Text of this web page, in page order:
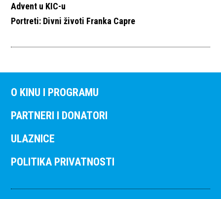
Advent u KIC-u
Portreti: Divni životi Franka Capre
O KINU I PROGRAMU
PARTNERI I DONATORI
ULAZNICE
POLITIKA PRIVATNOSTI